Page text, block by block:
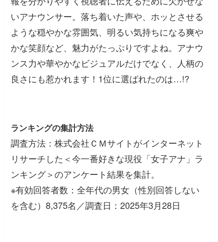
いアナウンサー。落ち着いた声や、ホッとさせる
ような穏やかな雰囲気、明るい気持ちになる爽や
かな笑顔など、魅力がたっぷりですよね。アナウ
ンス力や華やかなビジュアルだけでなく、人柄の
良さにも惹かれます！1位に選ばれたのは…!?
ランキングの集計方法
調査方法：株式会社ＣＭサイトがインターネット
リサーチした＜今一番好きな現役「女子アナ」ラ
ンキング＞のアンケート結果を集計。
※有効回答者数：全年代の男女（性別回答しない
を含む）8,375名／調査日：2025年3月28日